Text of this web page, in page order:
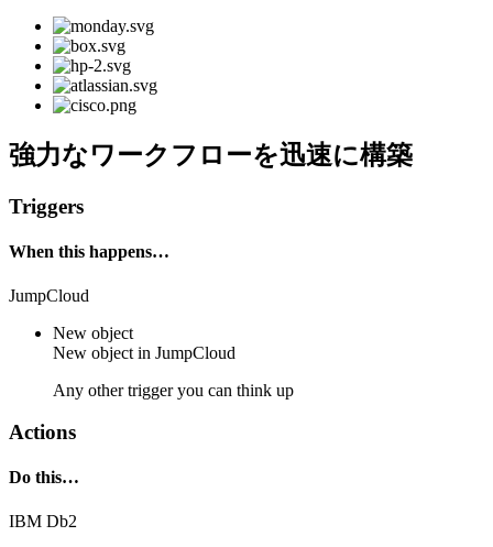
強力なワークフローを迅速に構築
Triggers
When this happens…
JumpCloud
New object
New object in JumpCloud
Any other trigger you can think up
Actions
Do this…
IBM Db2